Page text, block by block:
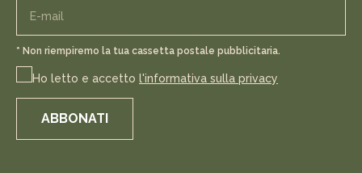
* Non riempiremo la tua cassetta postale pubblicitaria.
Ho letto e accetto l'informativa sulla privacy
ABBONATI